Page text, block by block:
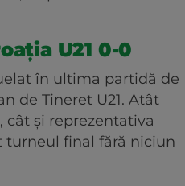
U21 0-0
în ultima partidă de
de Tineret U21. Atât
cât și reprezentativa
turneul final fără niciun